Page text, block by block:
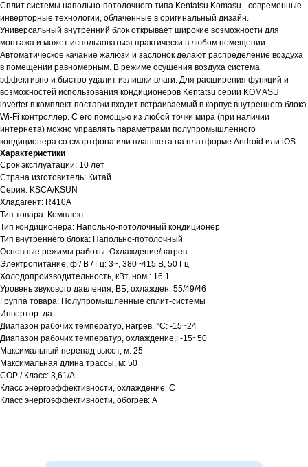
Сплит системы напольно-потолочного типа Kentatsu Komasu - современные
инверторные технологии, облаченные в оригинальный дизайн.
Универсальный внутренний блок открывает широкие возможности для
монтажа и может использоваться практически в любом помещении.
Автоматическое качание жалюзи и заслонок делают распределение воздуха
в помещении равномерным. В режиме осушения воздуха система
эффективно и быстро удалит излишки влаги. Для расширения функций и
возможностей использования кондиционеров Kentatsu серии KOMASU
inverter в комплект поставки входит встраиваемый в корпус внутреннего блока
Wi-Fi контроллер. С его помощью из любой точки мира (при наличии
интернета) можно управлять параметрами полупромышленного
кондиционера со смартфона или планшета на платформе Android или iOS.
Характеристики
Срок эксплуатации: 10 лет
Страна изготовитель: Китай
Серия: KSCA/KSUN
Хладагент: R410A
Тип товара: Комплект
Тип кондиционера: Напольно-потолочный кондиционер
Тип внутреннего блока: Напольно-потолочный
Основные режимы работы: Охлаждение/нагрев
Электропитание, ф / В / Гц: 3~, 380~415 В, 50 Гц
Холодопроизводительность, кВт, ном.: 16.1
Уровень звукового давления, ВБ, охлажден: 55/49/46
Группа товара: Полупромышленные сплит-системы
Инвертор: да
Диапазон рабочих температур, нагрев, °C: -15~24
Диапазон рабочих температур, охлаждение,: -15~50
Максимальный перепад высот, м: 25
Максимальная длина трассы, м: 50
COP / Класс: 3,61/A
Класс энергоэффективности, охлаждение: C
Класс энергоэффективности, обогрев: A